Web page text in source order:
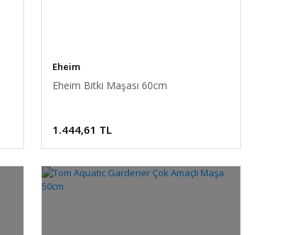
Eheim
Eheim Bitki Maşası 60cm
1.444,61 TL